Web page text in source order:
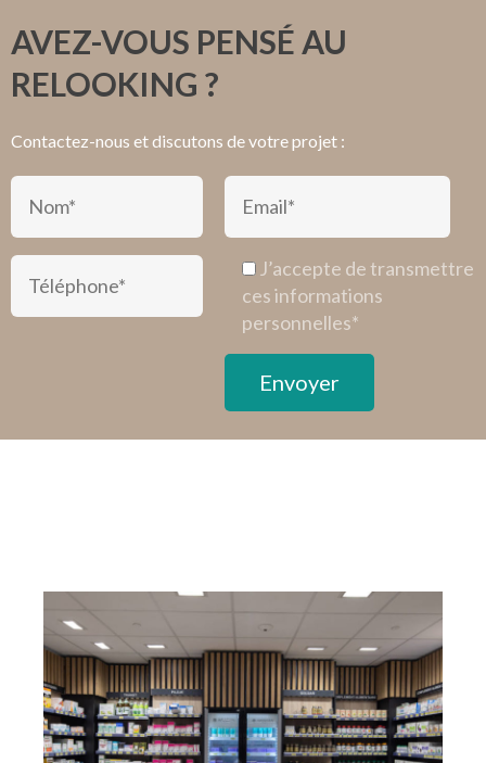
AVEZ-VOUS PENSÉ AU
RELOOKING ?
Contactez-nous et discutons de votre projet :
J’accepte de transmettre
ces informations
personnelles*